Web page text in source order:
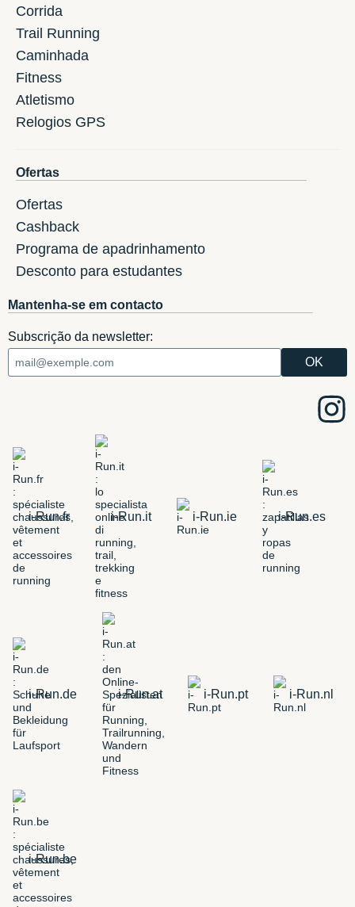
Corrida
Trail Running
Caminhada
Fitness
Atletismo
Relogios GPS
Ofertas
Ofertas
Cashback
Programa de apadrinhamento
Desconto para estudantes
Mantenha-se em contacto
Subscrição da newsletter:
i-Run.fr i-Run.it i-Run.ie i-Run.es
i-Run.de i-Run.at i-Run.pt i-Run.nl
i-Run.be